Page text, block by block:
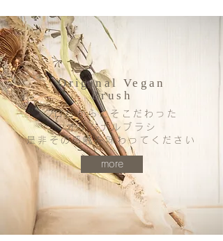
Original Vegan
Brush
​プロだからこそこだわった
オリジナルブラシ
是非その感触を味わってください
more